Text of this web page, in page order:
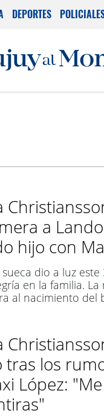
DEPORTES
a
hijo con
dio a luz
en la familia. La
al nacimiento del
tras los
López: